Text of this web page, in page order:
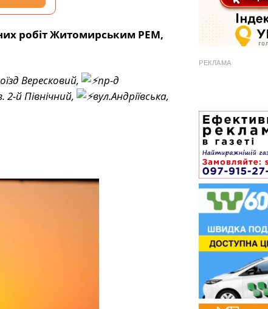
робіт Житомирським РЕМ,
Вересковий,
пр-д
2-й Північний,
вул.Андріївська,
РЕКЛАМА